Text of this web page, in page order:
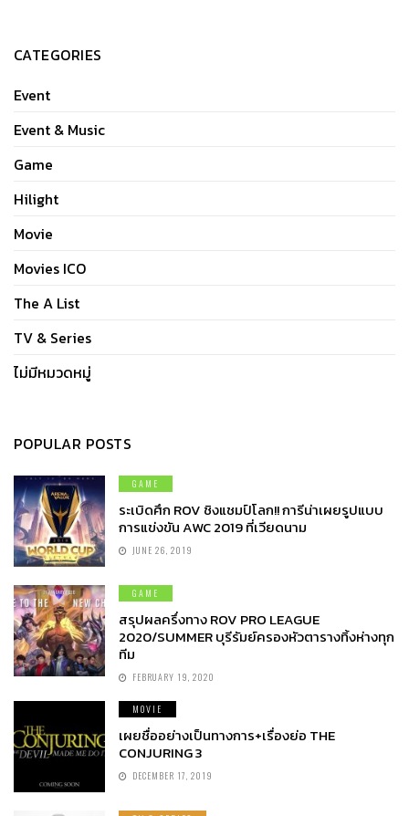
CATEGORIES
Event
Event & Music
Game
Hilight
Movie
Movies ICO
The A List
TV & Series
ไม่มีหมวดหมู่
POPULAR POSTS
GAME
ระเบิดศึก ROV ชิงแชมป์โลก!! การีน่าเผยรูปแบบ
การแข่งขัน AWC 2019 ที่เวียดนาม
JUNE 26, 2019
GAME
สรุปผลครึ่งทาง ROV PRO LEAGUE
2020/SUMMER บุรีรัมย์ครองหัวตารางทิ้งห่างทุก
ทีม
FEBRUARY 19, 2020
MOVIE
เผยชื่ออย่างเป็นทางการ+เรื่องย่อ THE
CONJURING 3
DECEMBER 17, 2019